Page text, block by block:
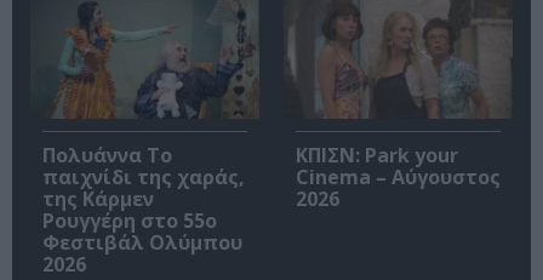
Πολυάννα Το
παιχνίδι της χαράς,
της Κάρμεν
Ρουγγέρη στο 55ο
Φεστιβάλ Ολύμπου
2026
ΚΠΙΣΝ: Park your
Cinema – Αύγουστος
2026